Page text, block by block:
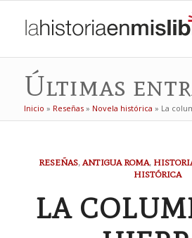
Últimas
Inicio » Reseñas» Novela histórica » La
RESEÑAS,ANTIGUA ROMA,
HISTÓRICA
LA